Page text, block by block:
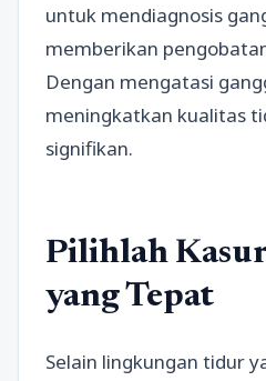
untuk mendiagnosis
memberikan
Dengan mengatasi
meningkatkan kualitas
signifikan.
Pilihlah
yang Tepat
Selain lingkungan tidur